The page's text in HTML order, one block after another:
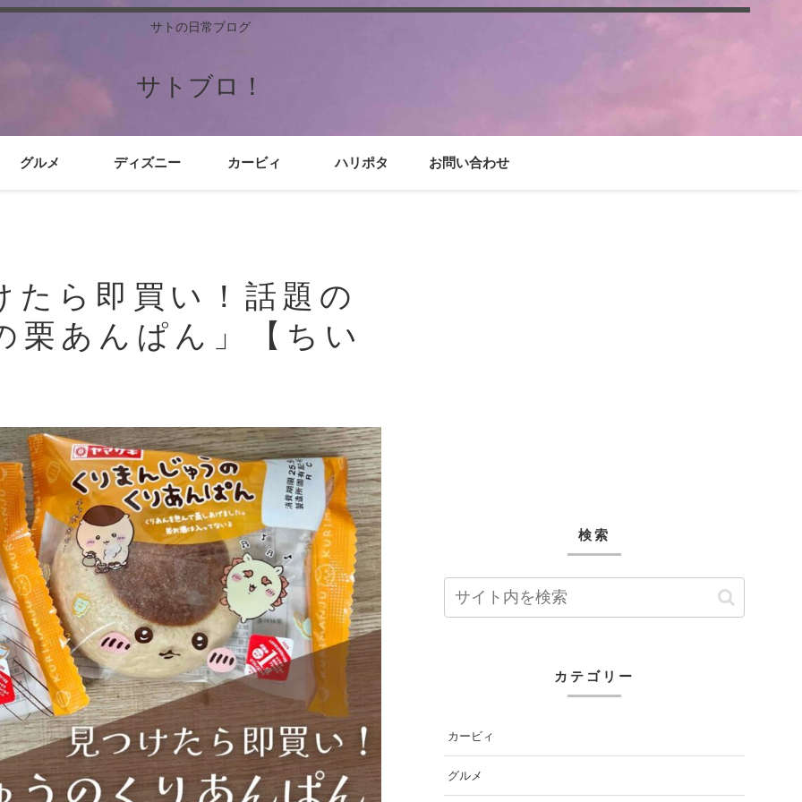
サトの日常ブログ
サトブロ！
グルメ ディズニー カービィ ハリポタ お問い合わせ
たら即買い！話題の
栗あんぱん」【ちい
検索
カテゴリー
カービィ
グルメ